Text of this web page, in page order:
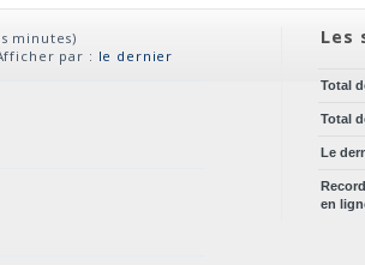
Les
Total
Total
Le
en
minutes)
par : le dernier